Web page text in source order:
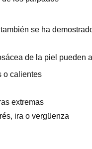
se ha
de la piel pueden
o calientes
extremas
ira o vergüenza